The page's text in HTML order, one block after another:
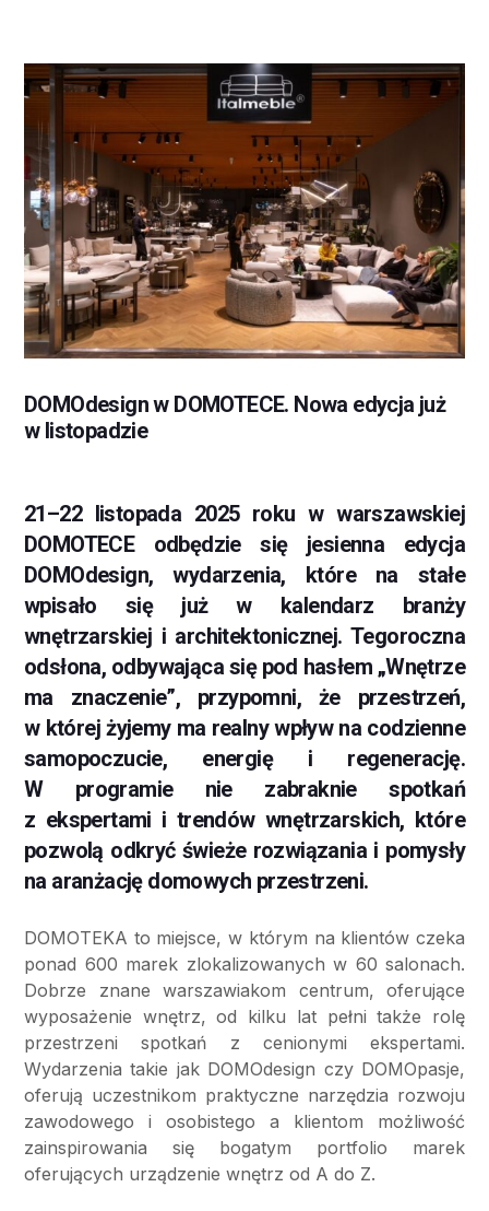
DOMOdesign w DOMOTECE. Nowa edycja już
w listopadzie
21–22 listopada 2025 roku w warszawskiej
DOMOTECE odbędzie się jesienna edycja
DOMOdesign, wydarzenia, które na stałe
wpisało się już w kalendarz branży
wnętrzarskiej i architektonicznej. Tegoroczna
odsłona, odbywająca się pod hasłem „Wnętrze
ma znaczenie”, przypomni, że przestrzeń,
w której żyjemy ma realny wpływ na codzienne
samopoczucie, energię i regenerację.
W programie nie zabraknie spotkań
z ekspertami i trendów wnętrzarskich, które
pozwolą odkryć świeże rozwiązania i pomysły
na aranżację domowych przestrzeni.
DOMOTEKA to miejsce, w którym na klientów czeka
ponad 600 marek zlokalizowanych w 60 salonach.
Dobrze znane warszawiakom centrum, oferujące
wyposażenie wnętrz, od kilku lat pełni także rolę
przestrzeni spotkań z cenionymi ekspertami.
Wydarzenia takie jak DOMOdesign czy DOMOpasje,
oferują uczestnikom praktyczne narzędzia rozwoju
zawodowego i osobistego a klientom możliwość
zainspirowania się bogatym portfolio marek
oferujących urządzenie wnętrz od A do Z.